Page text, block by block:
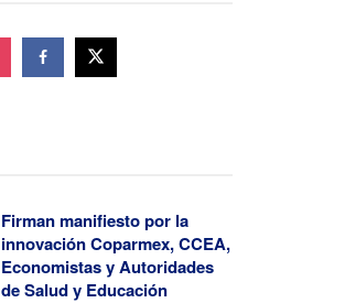
Firman manifiesto por la
innovación Coparmex, CCEA,
Economistas y Autoridades
de Salud y Educación